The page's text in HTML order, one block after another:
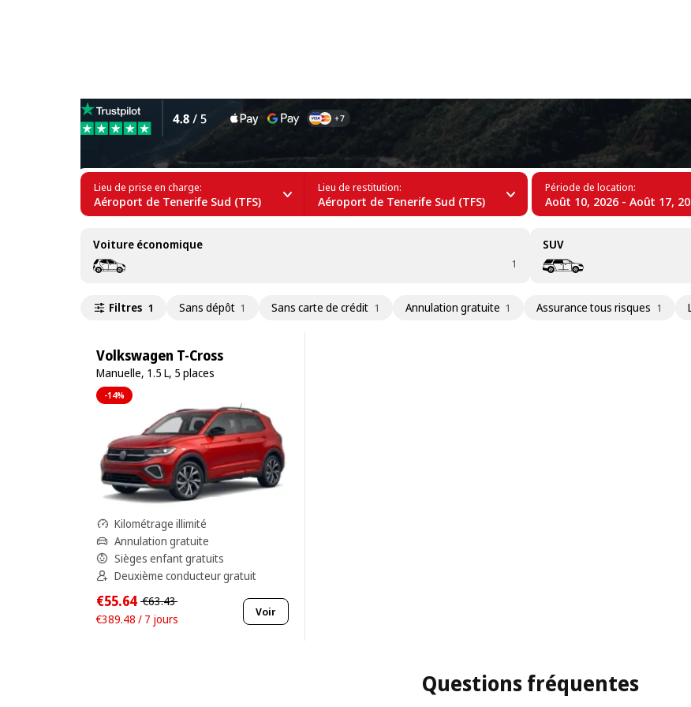
Lieu de prise en charge:
Aéroport de Tenerife Sud (TFS)
Lieu de restitution:
Aéroport de Tenerife Sud (TFS)
Période de location:
Août 10, 2026 - Août 17,
Voiture économique
1
SUV
Filtres 1 Sans dépôt 1 Sans carte de crédit 1 Annulation gratuite 1 Assurance tous risques 1
Volkswagen T-Cross
Manuelle, 1.5 L, 5 places
-14%
Kilométrage illimité
Annulation gratuite
Sièges enfant gratuits
Deuxième conducteur gratuit
€55.64 €63.43
€389.48 / 7 jours
Voir
Questions fréquentes